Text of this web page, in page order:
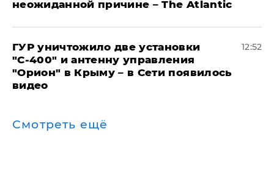
неожиданной причине – The Atlantic
ГУР уничтожило две установки
"С‑400" и антенну управления
"Орион" в Крыму – в Сети появилось
видео
12:52
Смотреть ещё